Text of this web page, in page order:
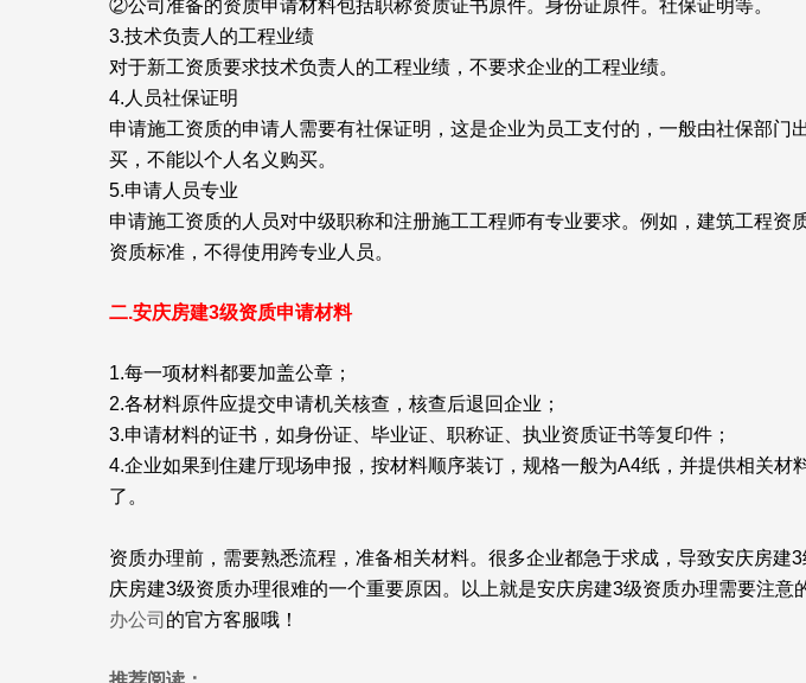
②公司准备的资质申请材料包括职称资质证书原件。身份证原件。社保证明等。
3.技术负责人的工程业绩
对于新工资质要求技术负责人的工程业绩，不要求企业的工程业绩。
4.人员社保证明
申请施工资质的申请人需要有社保证明，这是企业为员工支付的，一般由社保部
买，不能以个人名义购买。
5.申请人员专业
申请施工资质的人员对中级职称和注册施工工程师有专业要求。例如，建筑工程
资质标准，不得使用跨专业人员。
二.安庆房建3级资质申请材料
1.每一项材料都要加盖公章；
2.各材料原件应提交申请机关核查，核查后退回企业；
3.申请材料的证书，如身份证、毕业证、职称证、执业资质证书等复印件；
4.企业如果到住建厅现场申报，按材料顺序装订，规格一般为A4纸，并提供相关
了。
资质办理前，需要熟悉流程，准备相关材料。很多企业都急于求成，导致安庆房
庆房建3级资质办理很难的一个重要原因。以上就是安庆房建3级资质办理需要注
办公司 的官方客服哦！